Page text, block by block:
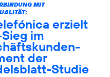
MIT
erzielt
im
der
Studie